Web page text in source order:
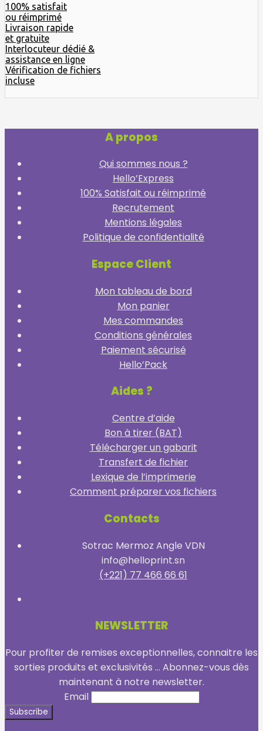
100% satisfait
ou réimprimé
Livraison rapide
et gratuite
Interlocuteur dédié &
assistance en ligne
Vérification de fichiers
incluse
A propos
Qui sommes nous ?
Hello’Express
100% Satisfait ou réimprimé
Recrutement
Mentions légales
Politique de confidentialité
Espace Client
Mon tableau de bord
Mon panier
Mes commandes
Conditions générales
Paiement sécurisé
Hello’Pack
Aides ?
Centre d’aide
Bon à tirer (BAT)
Télécharger un gabarit
Transfert de fichier
Lexique de l’imprimerie
Comment préparer vos fichiers
Contacts
Sotrac Mermoz Angle VDN
info@helloprint.sn
(+221) 77 466 66 61
NEWSLETTER
Pour profiter de remises exceptionnelles, connaitre les
sorties produits et exclusivités ... Abonnez-vous dès
maintenant à notre newsletter.
Email